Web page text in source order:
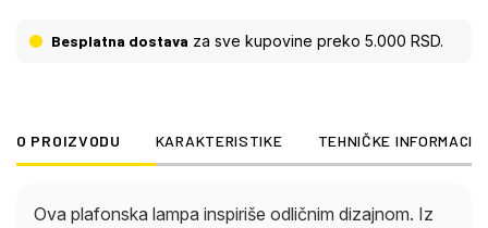
Besplatna dostava za sve kupovine preko 5.000 RSD.
O PROIZVODU KARAKTERISTIKE TEHNIČKE
Ova plafonska lampa inspiriše odličnim dizajnom. Iz